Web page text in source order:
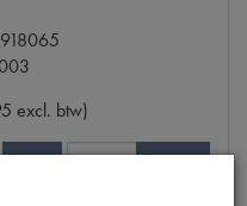
excl. btw)
Info Bestel